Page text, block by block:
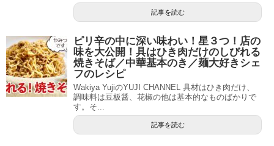
記事を読む
ピリ辛の中に深い味わい！星３つ！店の
味を大公開！具はひき肉だけのしびれる
焼きそば／中華基本のき／麺大好きシェ
フのレシピ
Wakiya YujiのYUJI CHANNEL 具材はひき肉だけ、
調味料は豆板醤、花椒の他は基本的なものばかりで
す。そ...
記事を読む